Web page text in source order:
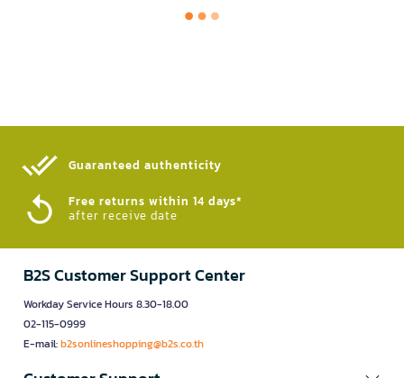
Guaranteed authenticity​
Free returns within 14 days*
after receive date
B2S Customer Support Center
Workday Service Hours 8.30-18.00
02-115-0999
E-mail:b2sonlineshopping@b2s.co.th